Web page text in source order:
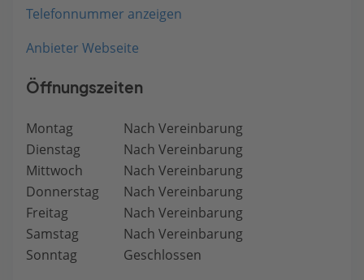
Telefonnummer anzeigen
Anbieter Webseite
Öffnungszeiten
Montag
Nach Vereinbarung
Dienstag
Nach Vereinbarung
Mittwoch
Nach Vereinbarung
Donnerstag
Nach Vereinbarung
Freitag
Nach Vereinbarung
Samstag
Nach Vereinbarung
Sonntag
Geschlossen